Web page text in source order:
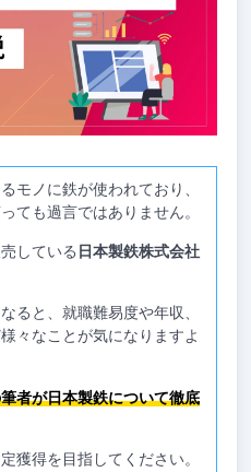
モノに鉄が使われており、
ても過言ではありません。
している 日本製鉄株式会社
ると、就職難易度や年収、
々なことが気になりますよ
者が日本製鉄について徹底
獲得を目指してください。